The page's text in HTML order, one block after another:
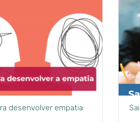
desenvolver empatia